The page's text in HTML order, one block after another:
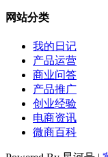
网站分类
我的日记
产品运营
商业问答
产品推广
创业经验
电商资讯
微商百科